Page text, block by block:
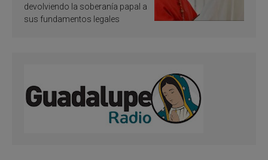
devolviendo la soberanía papal a
sus fundamentos legales